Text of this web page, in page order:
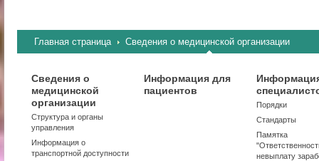
Главная страница Сведения о медицинской организации
Сведения о
медицинской
организации
Структура и органы
управления
Информация о
транспортной доступности
Информация для
пациентов
Порядки
Стандарты
Памятка
невыплату